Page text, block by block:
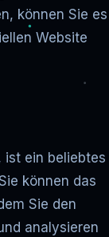
können Sie es
Website
ist ein beliebtes
können das
Sie den
analysieren